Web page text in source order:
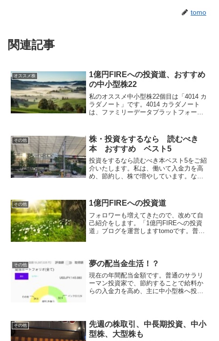
tomo
関連記事
オススメ株
1億円FIREへの投資道、おすすめ
の中小型株22
私のオススメ中小型株22個目は「4014 カ
ラダノート」です。4014 カラダノート
は、ファミリーデータプラットフォーム
です。4年で売上高は3倍、赤字から黒字
に転換し、...
その他
株・投資をするなら 読むべき
本 おすすめ ベスト5
投資をするなら読むべき本ベスト5をご紹
介いたします。私は、働いて入金力を高
め、節約し、株で増やしています。なの
する本を5冊紹介いたします。1.『敗者の
ゲーム』チャールズ...
その他 1億円FIREへの投資道
フォロワーも増えてきたので、改めて自
己紹介をします。「1億円FIREへの投資
道」ブログを運営しますtomoです。普通
を行っていま...
その他 夢の配当金生活！？
現在の年間配当金額です。普通のサラリ
ーマン投資家で、節約することで給料か
らの入金力を高め、主に中小型株へ投資
ブログ村
その他
先週の株取引、中長期投資、中小
型株、大型株も